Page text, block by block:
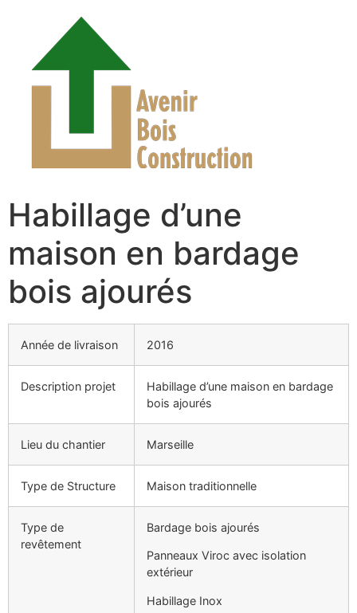
Habillage d’une
maison en bardage
bois ajourés
Année de livraison 2016
Description projet
Habillage d’une maison en bardage
bois ajourés
Lieu du chantier Marseille
Type de Structure Maison traditionnelle
Type de
revêtement
Bardage bois ajourés
Panneaux Viroc avec isolation
extérieur
Habillage Inox